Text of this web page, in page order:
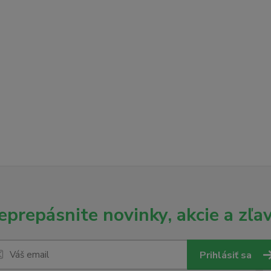
novinky, akcie a
Prihlásiť sa